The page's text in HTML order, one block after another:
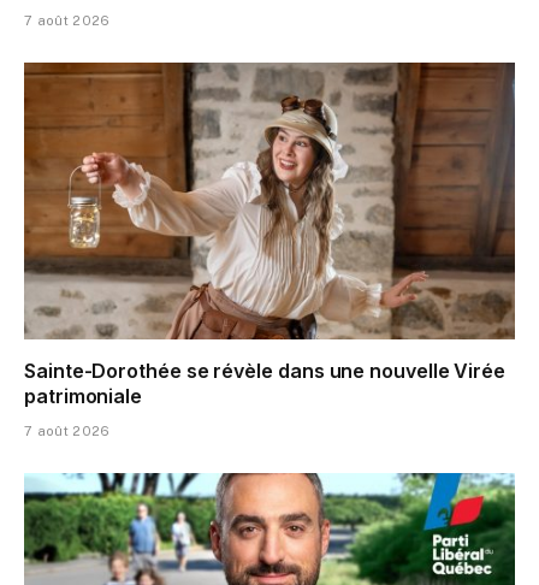
7 août 2026
Sainte-Dorothée se révèle dans une nouvelle Virée
patrimoniale
7 août 2026